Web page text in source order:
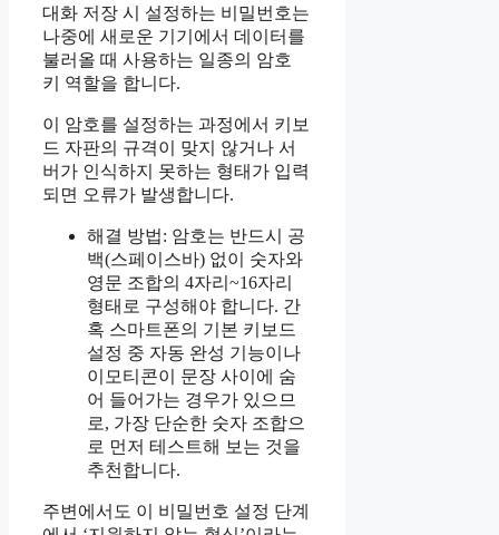
대화 저장 시 설정하는 비밀번호는
나중에 새로운 기기에서 데이터를
불러올 때 사용하는 일종의 암호
키 역할을 합니다.
이 암호를 설정하는 과정에서 키보
드 자판의 규격이 맞지 않거나 서
버가 인식하지 못하는 형태가 입력
되면 오류가 발생합니다.
해결 방법: 암호는 반드시 공
백(스페이스바) 없이 숫자와
영문 조합의 4자리~16자리
형태로 구성해야 합니다. 간
혹 스마트폰의 기본 키보드
설정 중 자동 완성 기능이나
이모티콘이 문장 사이에 숨
어 들어가는 경우가 있으므
로, 가장 단순한 숫자 조합으
로 먼저 테스트해 보는 것을
추천합니다.
주변에서도 이 비밀번호 설정 단계